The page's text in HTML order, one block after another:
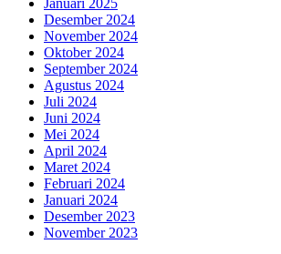
Desember 2024
November 2024
Oktober 2024
September 2024
Agustus 2024
Juli 2024
Juni 2024
Mei 2024
April 2024
Maret 2024
Februari 2024
Januari 2024
Desember 2023
November 2023